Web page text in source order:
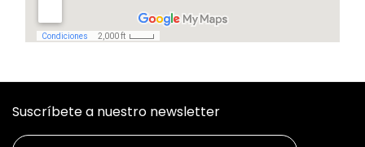
Suscríbete a nuestro newsletter